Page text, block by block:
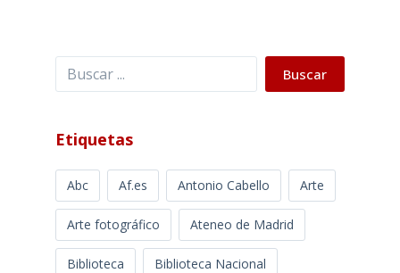
Buscar Buscar
Etiquetas
Abc Af.es Antonio Cabello Arte
Arte fotográfico Ateneo de Madrid
Biblioteca
Biblioteca Nacional